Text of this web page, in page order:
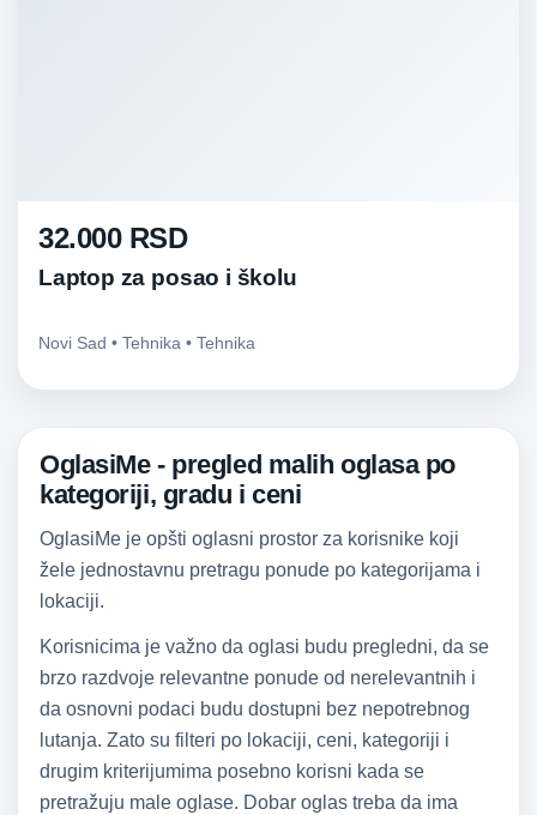
32.000 RSD
Laptop za posao i školu
Novi Sad • Tehnika • Tehnika
OglasiMe - pregled malih oglasa po
kategoriji, gradu i ceni
OglasiMe je opšti oglasni prostor za korisnike koji
žele jednostavnu pretragu ponude po kategorijama i
lokaciji.
Korisnicima je važno da oglasi budu pregledni, da se
brzo razdvoje relevantne ponude od nerelevantnih i
da osnovni podaci budu dostupni bez nepotrebnog
lutanja. Zato su filteri po lokaciji, ceni, kategoriji i
drugim kriterijumima posebno korisni kada se
pretražuju male oglase. Dobar oglas treba da ima